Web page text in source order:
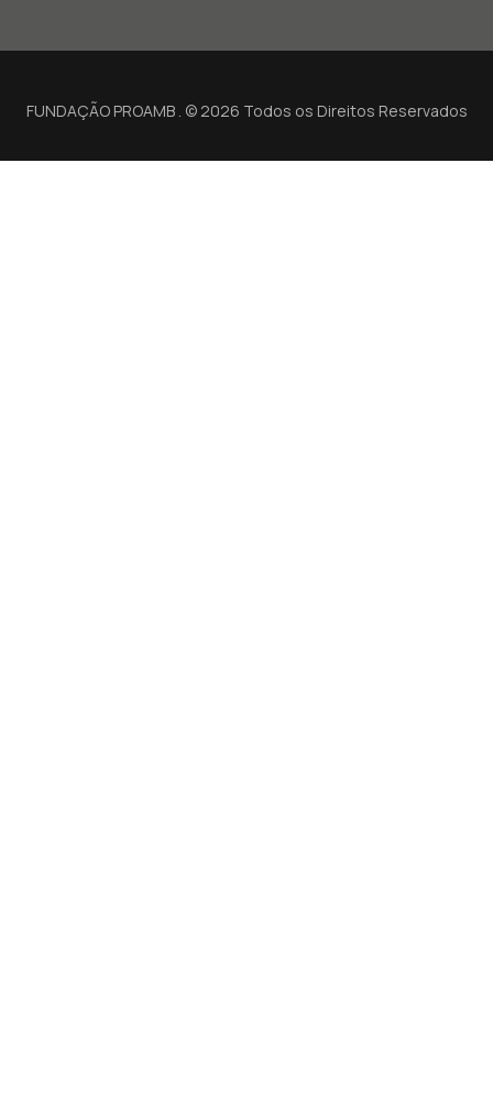
FUNDAÇÃO PROAMB . © 2026 Todos os Direitos Reservados